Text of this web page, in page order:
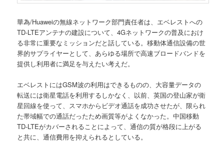
華為/Huaweiの無線ネットワーク部門責任者は、エベレストへの
TD-LTEアンテナの建設について、4Gネットワークの普及におけ
る非常に重要なミッションだと話している。移動体通信設備の世
界的サプライヤーとして、あらゆる場所で高速ブロードバンドを
提供し利用者に満足を与えたい考えだ。
エベレストにはGSM波の利用はできるものの、大容量データの
転送には衛星電話を利用するしかなく、以前、英国の登山家が衛
星回線を使って、スマホからビデオ通話を成功させたが、限られ
た帯域幅での通話だったため画質等がよくなかった。中国移動
TD-LTEがカバーされることによって、通信の質が格段に上がる
と共に、通信費用を抑えられるとしている。